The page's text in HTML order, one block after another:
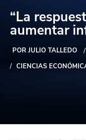
“La
aumentar
POR JULIO TALLEDO
CIENCIAS